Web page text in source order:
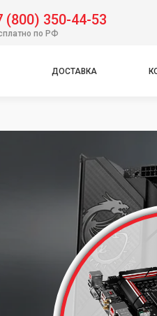
(800) 350-44-53
по РФ
ДОСТАВКА